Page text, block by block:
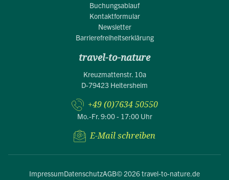
Buchungsablauf
Kontaktformular
Newsletter
Barrierefreiheitserklärung
travel-to-nature
Kreuzmattenstr. 10a
D-79423 Heitersheim
+49 (0)7634 50550
Mo.-Fr. 9:00 - 17:00 Uhr
E-Mail schreiben
ImpressumDatenschutzAGB© 2026 travel-to-nature.de